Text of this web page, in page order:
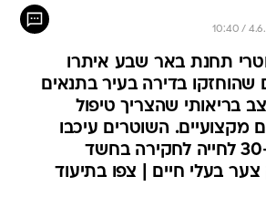
תחנת באר שבע איתרו
שהוחזקו בדירה בעיר בתנאים
בריאותי שהצריך טיפול
מקצועיים. השוטרים עיכבו
חשודה בשנות ה-30 לחייה לחקירה בחשד
צער בעלי חיים | צפו בתיעוד